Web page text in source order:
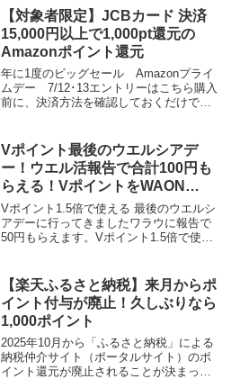
【対象者限定】JCBカード 決済
15,000円以上で1,000pt還元の
Amazonポイント還元
年に1度のビッグセール Amazonプライ
ムデー 7/12･13エントリーはこちら購入
前に、決済方法を確認しておくだけで、
す。対象者限定で、JCBカードで15,0...
Vポイント最後のウエルシアデ
ー！ウエル活報告で合計100円も
らえる！VポイントをWAON
POINTに交換する方法
Vポイント1.5倍で使える 最後のウエルシ
アデーに行ってきましたワラウに報告で
50円もらえます。Vポイント1.5倍で使え
えばよかった😂#ウエル活報告会 ワラウ
で貯...
【楽天ふるさと納税】来月からポ
イント付与が廃止！久しぶりなら
1,000ポイント
2025年10月から「ふるさと納税」による
納税仲介サイト（ポータルサイト）のポ
イント還元が廃止されることが決まって